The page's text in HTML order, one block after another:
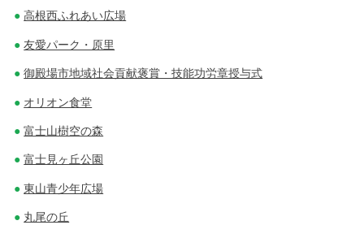
高根西ふれあい広場
友愛パーク・原里
御殿場市地域社会貢献褒賞・技能功労章授与式
オリオン食堂
富士山樹空の森
富士見ヶ丘公園
東山青少年広場
丸尾の丘